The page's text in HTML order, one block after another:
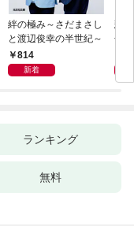
絆の極み～さだまさし
と渡辺俊幸の半世紀～
814
新着
悲
子
ランキング
無料